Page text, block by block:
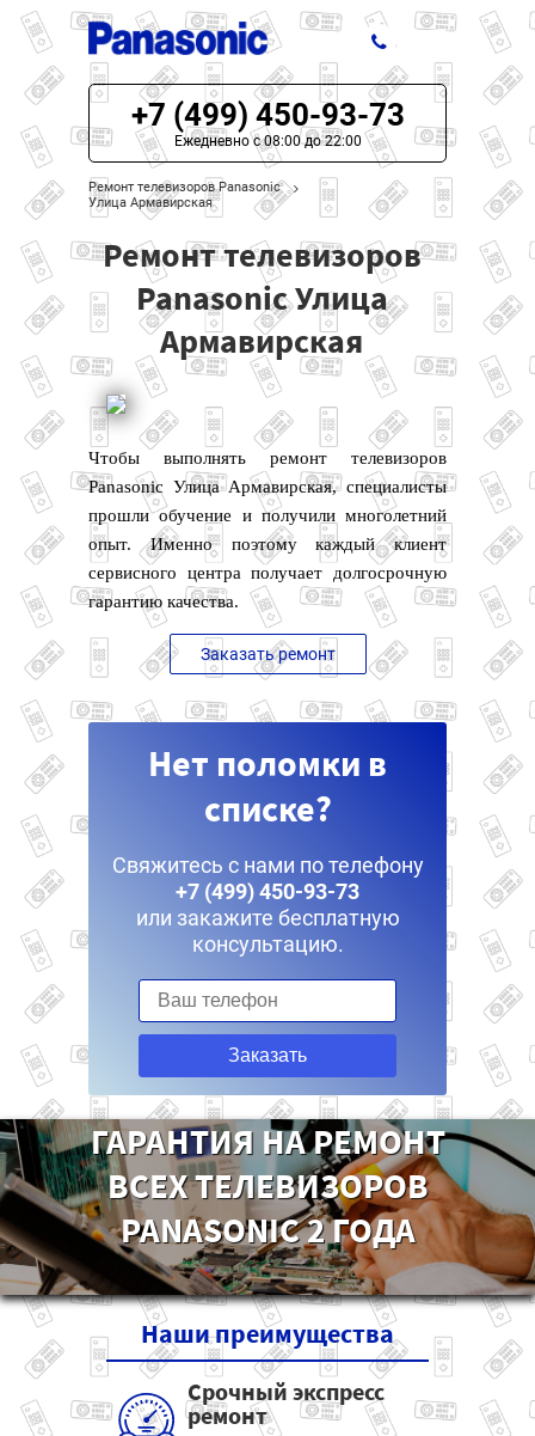
ЦЕНЫ НА РЕМОНТ
О СЕРВИСЕ
МОДЕЛИ PANASONIC
НАШИ КОНТАКТЫ
+7 (499) 450-93-73
Ежедневно с 08:00 до 22:00
Ремонт телевизоров Panasonic
Улица Армавирская
Ремонт телевизоров
Panasonic Улица
Армавирская
Чтобы выполнять ремонт телевизоров
Panasonic Улица Армавирская, специалисты
прошли обучение и получили многолетний
опыт. Именно поэтому каждый клиент
сервисного центра получает долгосрочную
гарантию качества.
Заказать ремонт
Нет поломки в
списке?
Свяжитесь с нами по телефону
+7 (499) 450-93-73
или закажите бесплатную
консультацию.
Заказать
ГАРАНТИЯ НА РЕМОНТ
ВСЕХ ТЕЛЕВИЗОРОВ
PANASONIC 2 ГОДА
Нашипреимущества
Срочный экспресс
ремонт